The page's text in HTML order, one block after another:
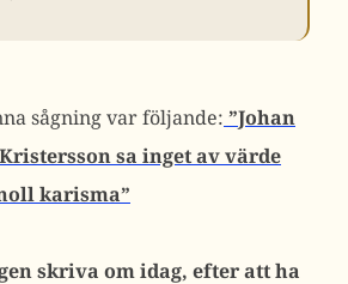
sågning var följande: ”Johan
sa inget av värde
karisma”
skriva om idag, efter att ha